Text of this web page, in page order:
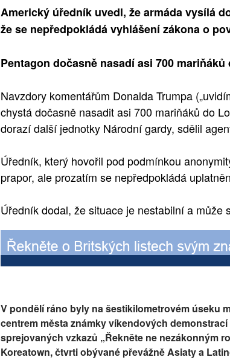
Americký úředník uvedl, že armáda vysílá
že se nepředpokládá vyhlášení zákona o
Pentagon dočasně nasadí asi 700
Navzdory komentářům Donalda Trumpa
chystá dočasně nasadit asi 700 mariňáků do
dorazí další jednotky Národní gardy, sdělil
Úředník, který hovořil pod podmínkou
prapor, ale prozatím se nepředpokládá
Úředník dodal, že situace je nestabilní a může
V pondělí ráno byly na šestikilometrovém úseku
centrem města známky víkendových
sprejovaných vzkazů „Řekněte ne nezákonným
Koreatown, čtvrti obývané převážně Asiaty a